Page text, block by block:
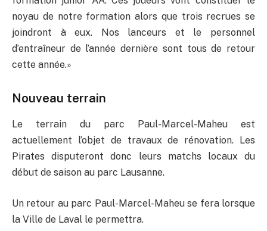
noyau de notre formation alors que trois recrues se
joindront à eux. Nos lanceurs et le personnel
d’entraîneur de l’année dernière sont tous de retour
cette année.»
Nouveau terrain
Le terrain du parc Paul-Marcel-Maheu est
actuellement l’objet de travaux de rénovation. Les
Pirates disputeront donc leurs matchs locaux du
début de saison au parc Lausanne.
Un retour au parc Paul-Marcel-Maheu se fera lorsque
la Ville de Laval le permettra.